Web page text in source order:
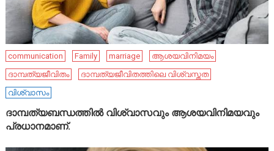
communication Family marriage
ആശയവിനിമയം
ദാമ്പത്യജീവിതം
ദാമ്പത്യജീവിതത്തിലെ വിശ്വസ്തത
വിശ്വാസം
ദാമ്പത്യബന്ധത്തിൽ വിശ്വാസവും ആശയവിനിമയവും
പ്രധാനമാണ്.